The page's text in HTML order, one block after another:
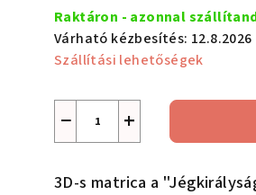
Raktáron - azonnal
Várható kézbesítés: 12.8.2026
Szállítási lehetőségek
+
−
3D-s matrica a